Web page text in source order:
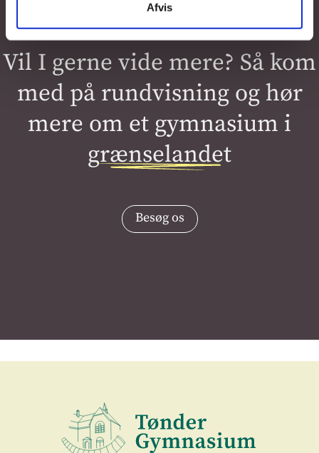
Afvis
BESTIL RUNDVISNING
Vil I gerne vide mere? Så kom
med på rundvisning og hør
mere om et gymnasium i
grænselandet
Besøg os